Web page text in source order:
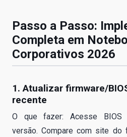
Passo a Passo:
Completa em
Corporativos 2026
1. Atualizar firmware/
recente
O que fazer: Acesse BIOS
versão. Compare com site do